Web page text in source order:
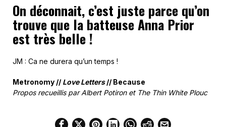
On déconnait, c’est juste parce qu’on
trouve que la batteuse Anna Prior
est très belle !
JM : Ca ne durera qu’un temps !
Metronomy // Love Letters// Because
Propos recueillis par Albert Potiron et The Thin White Plouc